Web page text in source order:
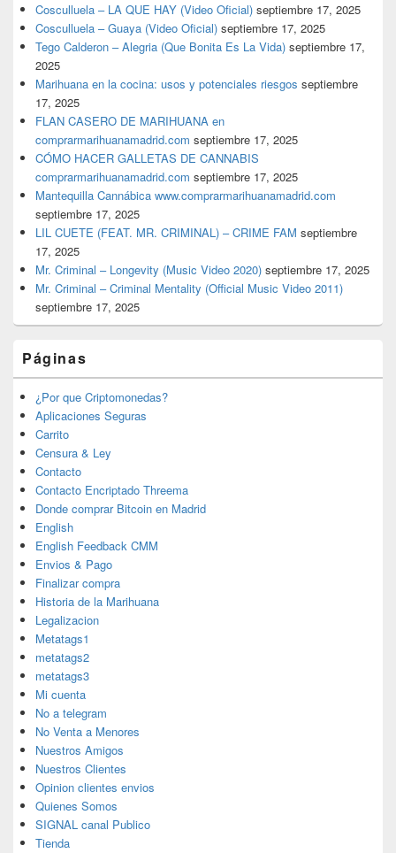
Cosculluela – LA QUE HAY (Video Oficial) septiembre 17, 2025
Cosculluela – Guaya (Video Oficial) septiembre 17, 2025
Tego Calderon – Alegria (Que Bonita Es La Vida) septiembre 17,
2025
Marihuana en la cocina: usos y potenciales riesgos septiembre
17, 2025
FLAN CASERO DE MARIHUANA en
comprarmarihuanamadrid.com septiembre 17, 2025
CÓMO HACER GALLETAS DE CANNABIS
comprarmarihuanamadrid.com septiembre 17, 2025
Mantequilla Cannábica www.comprarmarihuanamadrid.com
septiembre 17, 2025
LIL CUETE (FEAT. MR. CRIMINAL) – CRIME FAM septiembre
17, 2025
Mr. Criminal – Longevity (Music Video 2020) septiembre 17, 2025
Mr. Criminal – Criminal Mentality (Official Music Video 2011)
septiembre 17, 2025
Páginas
¿Por que Criptomonedas?
Aplicaciones Seguras
Carrito
Censura & Ley
Contacto
Contacto Encriptado Threema
Donde comprar Bitcoin en Madrid
English
English Feedback CMM
Envios & Pago
Finalizar compra
Historia de la Marihuana
Legalizacion
Metatags1
metatags2
metatags3
Mi cuenta
No a telegram
No Venta a Menores
Nuestros Amigos
Nuestros Clientes
Opinion clientes envios
Quienes Somos
SIGNAL canal Publico
Tienda